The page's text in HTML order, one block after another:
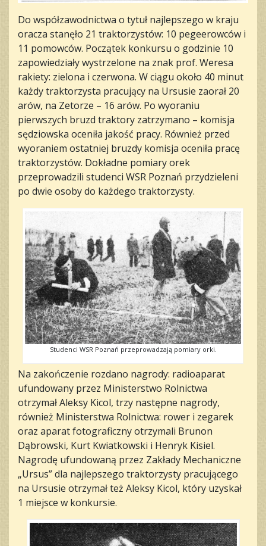
Do współzawodnictwa o tytuł najlepszego w kraju
oracza stanęło 21 traktorzystów: 10 pegeerowców i
11 pomowców. Początek konkursu o godzinie 10
zapowiedziały wystrzelone na znak prof. Weresa
rakiety: zielona i czerwona. W ciągu około 40 minut
każdy traktorzysta pracujący na Ursusie zaorał 20
arów, na Zetorze – 16 arów. Po wyoraniu
pierwszych bruzd traktory zatrzymano – komisja
sędziowska oceniła jakość pracy. Również przed
wyoraniem ostatniej bruzdy komisja oceniła pracę
traktorzystów. Dokładne pomiary orek
przeprowadzili studenci WSR Poznań przydzieleni
po dwie osoby do każdego traktorzysty.
Studenci WSR Poznań przeprowadzają pomiary orki.
Na zakończenie rozdano nagrody: radioaparat
ufundowany przez Ministerstwo Rolnictwa
otrzymał Aleksy Kicol, trzy następne nagrody,
również Ministerstwa Rolnictwa: rower i zegarek
oraz aparat fotograficzny otrzymali Brunon
Dąbrowski, Kurt Kwiatkowski i Henryk Kisiel.
Nagrodę ufundowaną przez Zakłady Mechaniczne
„Ursus” dla najlepszego traktorzysty pracującego
na Ursusie otrzymał też Aleksy Kicol, który uzyskał
1 miejsce w konkursie.